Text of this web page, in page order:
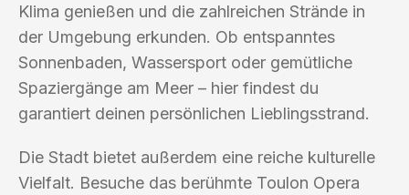
Klima genießen und die zahlreichen Strände in
der Umgebung erkunden. Ob entspanntes
Sonnenbaden, Wassersport oder gemütliche
Spaziergänge am Meer – hier findest du
garantiert deinen persönlichen Lieblingsstrand.
Die Stadt bietet außerdem eine reiche kulturelle
Vielfalt. Besuche das berühmte Toulon Opera